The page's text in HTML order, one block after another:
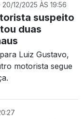
20/12/2025 ÀS 19:56
suspeito
duas
Luiz Gustavo,
motorista segue